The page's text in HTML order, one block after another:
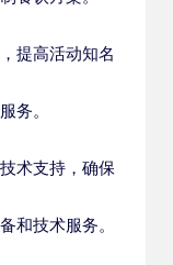
提高活动知名
务。
术支持，确保
和技术服务。